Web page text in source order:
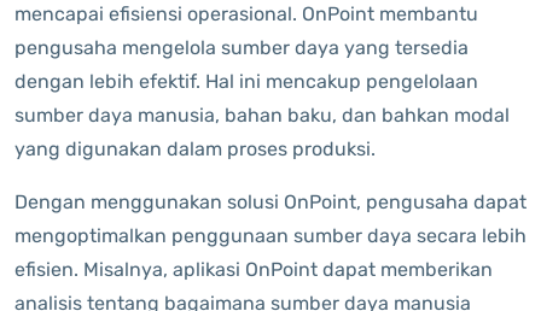
mencapai efisiensi operasional. OnPoint membantu
pengusaha mengelola sumber daya yang tersedia
dengan lebih efektif. Hal ini mencakup pengelolaan
sumber daya manusia, bahan baku, dan bahkan modal
yang digunakan dalam proses produksi.
Dengan menggunakan solusi OnPoint, pengusaha dapat
mengoptimalkan penggunaan sumber daya secara lebih
efisien. Misalnya, aplikasi OnPoint dapat memberikan
analisis tentang bagaimana sumber daya manusia